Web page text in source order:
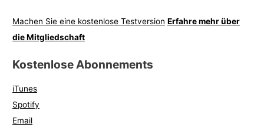
Machen Sie eine kostenlose Testversion Erfahre mehr über
die Mitgliedschaft
Kostenlose Abonnements
iTunes
Spotify
Email